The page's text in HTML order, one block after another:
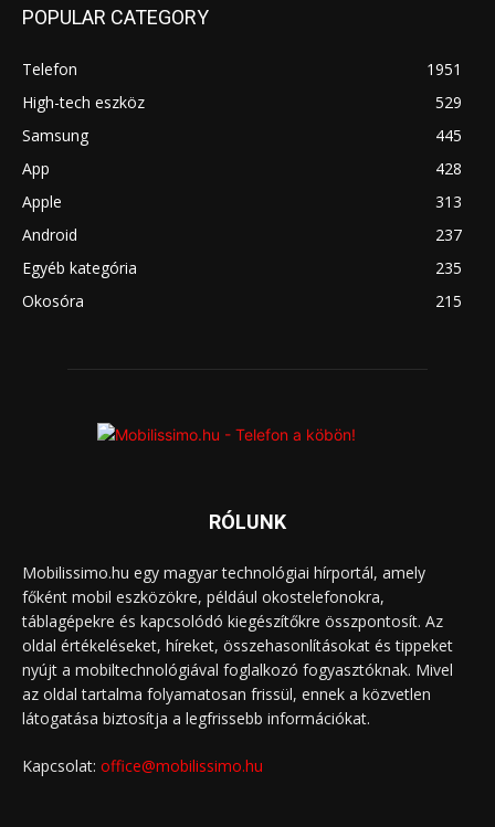
POPULAR CATEGORY
Telefon
1951
High-tech eszköz
529
Samsung
445
App
428
Apple
313
Android
237
Egyéb kategória
235
Okosóra
215
RÓLUNK
Mobilissimo.hu egy magyar technológiai hírportál, amely
főként mobil eszközökre, például okostelefonokra,
táblagépekre és kapcsolódó kiegészítőkre összpontosít. Az
oldal értékeléseket, híreket, összehasonlításokat és tippeket
nyújt a mobiltechnológiával foglalkozó fogyasztóknak. Mivel
az oldal tartalma folyamatosan frissül, ennek a közvetlen
látogatása biztosítja a legfrissebb információkat.
Kapcsolat: office@mobilissimo.hu